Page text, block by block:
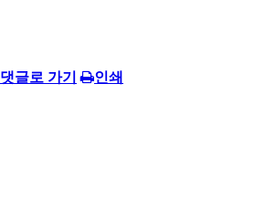
댓글로 가기 인쇄